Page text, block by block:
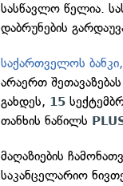
სასწავლო წელია.
დაბრუნების
საქართველოს
არაერთ
გახდეს, 15
თანხის ნაწილს
მაღაზიების
საკანცელარიო